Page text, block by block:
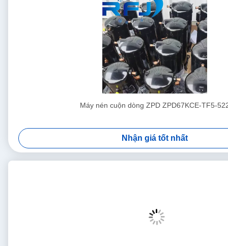
Máy nén cuộn dòng ZPD ZPD67KCE-TF5-
Nhận giá tốt nhất